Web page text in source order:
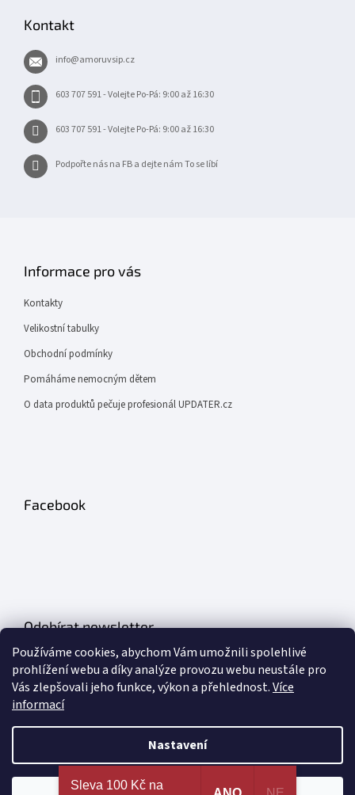
Používáme cookies, abychom Vám umožnili spolehlivé
prohlížení webu a díky analýze provozu webu neustále pro
Vás zlepšovali jeho funkce, výkon a přehlednost.Více
informací
Nastavení
Nejširší výběr erotických pomůcek a sexy prádla na
Kontakt
info@amoruvsip.cz
603 707 591 - Volejte Po-Pá: 9:00 až 16:30
603 707 591 - Volejte Po-Pá: 9:00 až 16:30
Podpořte nás na FB a dejte nám To se líbí
Informace pro vás
Kontakty
Velikostní tabulky
Obchodní podmínky
Pomáháme nemocným dětem
O data produktů pečuje profesionál UPDATER.cz
Facebook
Odebírat newsletter
Vložte svůj e-mail a my vám budeme zasílat informace o nových
produktech na našem e-shopu.
E-mail
Sleva 100 Kč na